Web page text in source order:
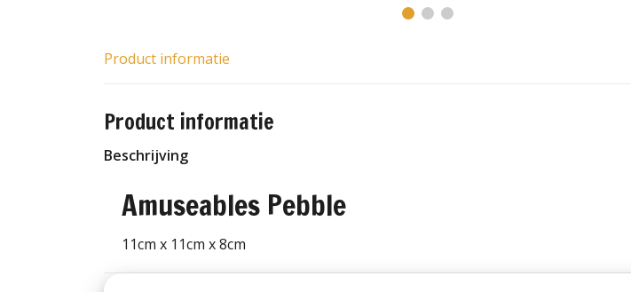
Product informatie
Product informatie
Beschrijving
Amuseables Pebble
11cm x 11cm x 8cm